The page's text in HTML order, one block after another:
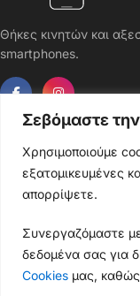
Σεβόμαστε
Χρησιμοποιούμε
εξατομικευμένες
απορρίψετε.
Συνεργαζόμαστε
δεδομένα σας για
Cookies μας, καθώς
Θήκες κινητών και
smartphones.
Copyright 2025 Powered